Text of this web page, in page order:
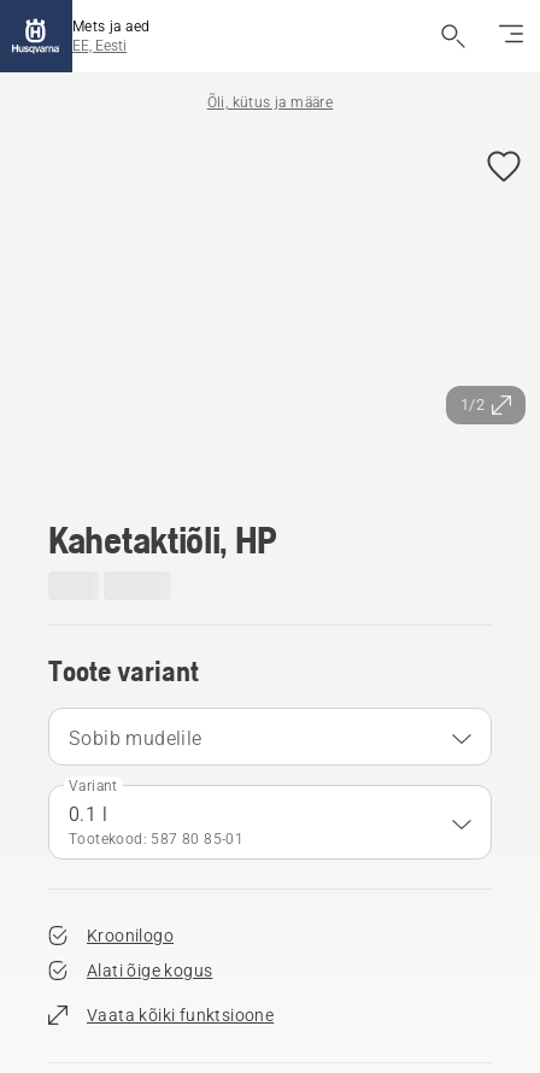
Mets ja aed
EE, Eesti
Õli, kütus ja määre
1/2
Kahetaktiõli, HP
Toote variant
Sobib mudelile
Variant
0.1 l
Tootekood: 587 80 85‑01
Kroonilogo
Alati õige kogus
Vaata kõiki funktsioone